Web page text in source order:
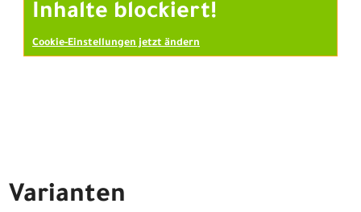
Inhalte blockiert!
Cookie-Einstellungen jetzt ändern
Varianten